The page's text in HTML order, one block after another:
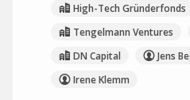
High-Tech Gründerfonds
Tengelmann Ventures
DN Capital
Jens
Irene Klemm